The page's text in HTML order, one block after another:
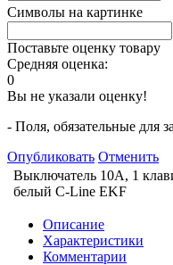
Символы на картинке
Поставьте оценку товару
Средняя оценка:
0
Вы не указали оценку!
- Поля, обязательные для
Опубликовать Отменить
Выключатель 10А, 1
белый C-Line EKF
Описание
Характеристики
Комментарии